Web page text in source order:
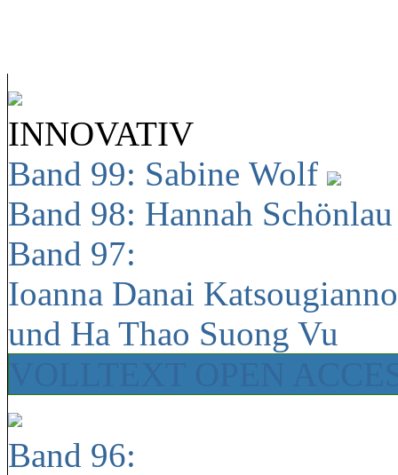
INNOVATIV
Band 99: Sabine Wolf
Band 98: Hannah
Band 97:
Ioanna Danai
und Ha Thao Suong Vu
Band 96: